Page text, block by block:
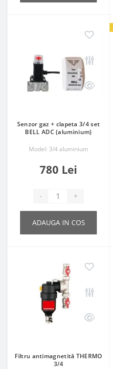
Senzor gaz + clapeta 3/4 set
BELL ADC (aluminium)
Model: 3/4 aluminium
780 Lei
- +
ADAUGA IN COS
Filtru antimagnetită THERMO
3/4